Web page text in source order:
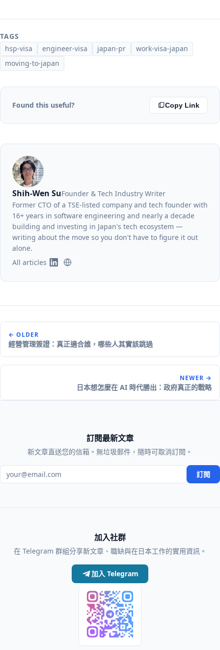
TAGS
hsp-visa
engineer-visa japan-pr
work-visa-japan
moving-to-japan
Found this useful? Copy Link
Shih-Wen SuFounder & Tech Industry Writer
Former CTO of a TSE-listed company and tech founder with
16+ years in software engineering and nearly a decade
building and investing in Japan's tech ecosystem —
writing about the move so you don't have to figure it out
alone.
All articles
← OLDER
經營管理簽證：真正適合誰，哪些人其實該跳過
NEWER →
日本想怎麼在 AI 時代勝出：政府真正的戰略
訂閱最新文章
新文章直送您的信箱。無垃圾郵件，隨時可取消訂閱。
電子郵件地址 訂閱
加入社群
在 Telegram 群組分享新文章、職缺與在日本工作的實用資訊。
加入 Telegram